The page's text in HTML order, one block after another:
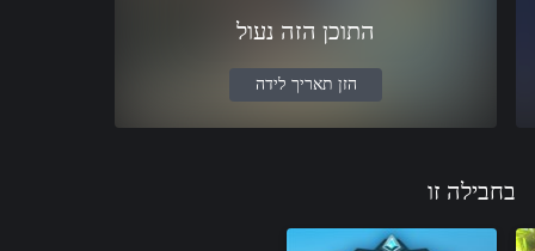
התוכן הזה נעול
הזן תאריך לידה
בחבילה זו